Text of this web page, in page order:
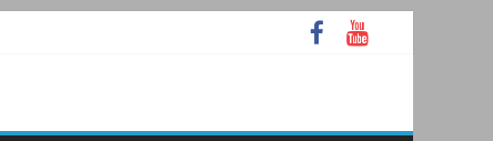
ядро Atlas Ellipse